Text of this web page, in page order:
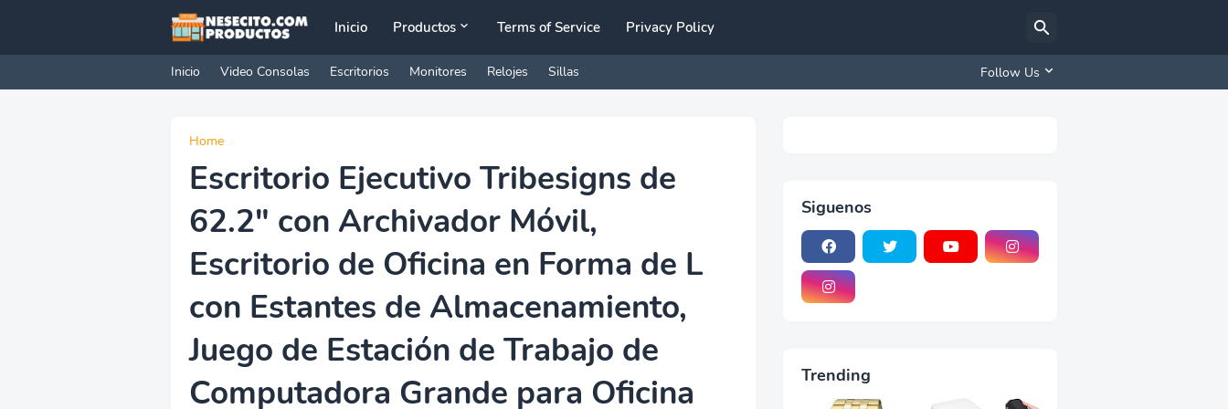
Inicio Productos Terms of Service Privacy Policy
Inicio Video Consolas Escritorios Monitores Relojes Sillas Follow Us
Home
Escritorio Ejecutivo Tribesigns de
62.2" con Archivador Móvil,
Escritorio de Oficina en Forma de L
con Estantes de Almacenamiento,
Juego de Estación de Trabajo de
Computadora Grande para Oficina
Siguenos
Trending